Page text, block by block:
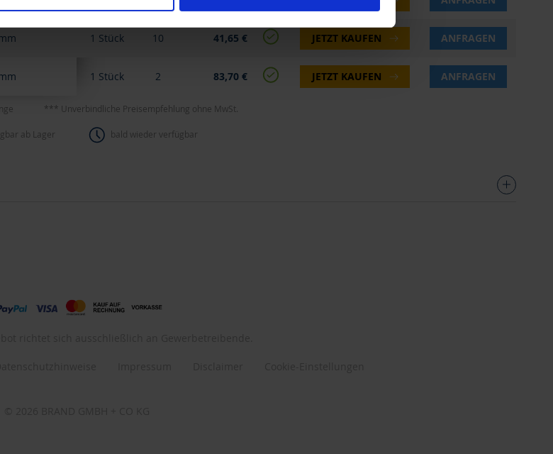
1 Stück 10 41,65 € JETZT KAUFEN ANFRAGEN
1 Stück 2 83,70 € JETZT KAUFEN ANFRAGEN
*** Unverbindliche Preisempfehlung ohne MwSt.
ab Lager bald wieder verfügbar